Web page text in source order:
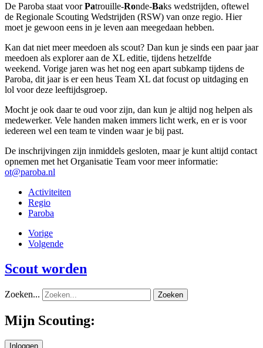
De Paroba staat voorPatrouille-Ronde-Baks wedstrijden, oftewel
de Regionale Scouting Wedstrijden (RSW) van onze regio. Hier
moet je gewoon eens in je leven aan meegedaan hebben.
Kan dat niet meer meedoen als scout? Dan kun je sinds een paar jaar
meedoen als explorer aan de XL editie, tijdens hetzelfde
weekend. Vorige jaren was het nog een apart subkamp tijdens de
Paroba, dit jaar is er een heus Team XL dat focust op uitdaging en
lol voor deze leeftijdsgroep.
Mocht je ook daar te oud voor zijn, dan kun je altijd nog helpen als
medewerker. Vele handen maken immers licht werk, en er is voor
iedereen wel een team te vinden waar je bij past.
De inschrijvingen zijn inmiddels gesloten, maar je kunt altijd contact
opnemen met het Organisatie Team voor meer informatie:
ot@paroba.nl
Activiteiten
Regio
Paroba
Vorige
Volgende
Scout worden
Zoeken... Zoeken
Mijn Scouting: